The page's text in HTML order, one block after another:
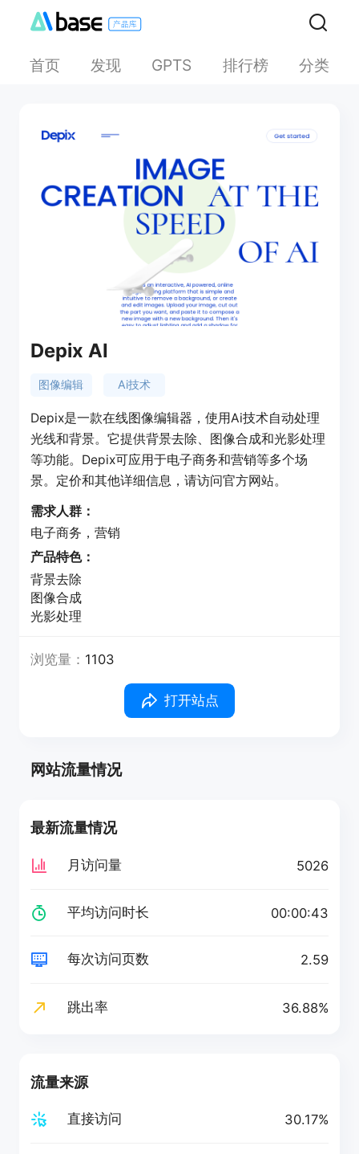
首页 发现 GPTS 排行榜 分类
Depix AI
图像编辑 Ai技术
Depix是一款在线图像编辑器，使用Ai技术自动处理
光线和背景。它提供背景去除、图像合成和光影处理
等功能。Depix可应用于电子商务和营销等多个场
景。定价和其他详细信息，请访问官方网站。
需求人群：
电子商务，营销
产品特色：
背景去除
图像合成
光影处理
浏览量： 1103
打开站点
网站流量情况
最新流量情况
月访问量 5026
平均访问时长 00:00:43
每次访问页数 2.59
跳出率 36.88%
流量来源
直接访问 30.17%